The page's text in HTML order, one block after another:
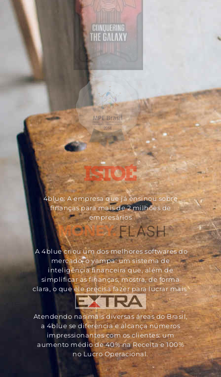
4blue: A empresa que já ensinou sobre
finanças para mais de 2 milhões de
empresários
A 4blue criou um dos melhores softwares do
mercado, o yampa: um sistema de
inteligência financeira que, além de
simplificar as finanças, mostra, de forma
clara, o que ele precisa fazer para lucrar mais
Atendendo nas mais diversas áreas do Brasil,
a 4blue se diferencia e alcança números
impressionantes com os clientes: um
aumento médio de 40% na Receita e 100%
no Lucro Operacional.